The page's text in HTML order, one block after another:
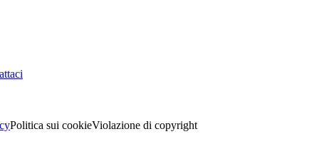
Politica sui cookieViolazione di copyright